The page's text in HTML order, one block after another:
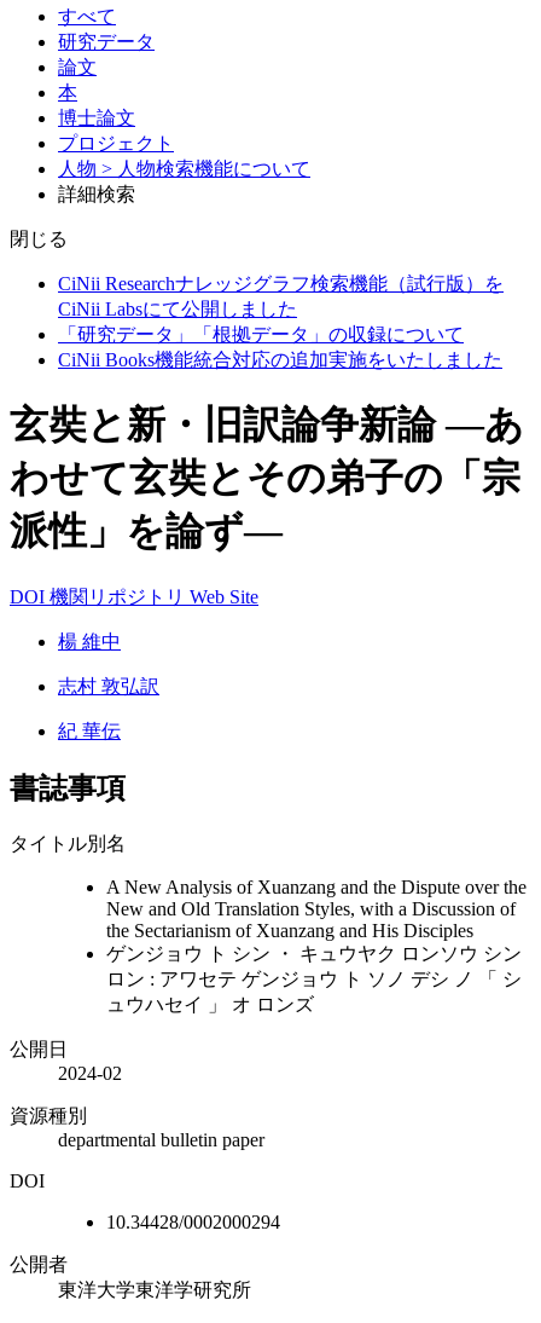
すべて
研究データ
論文
本
博士論文
プロジェクト
人物 > 人物検索機能について
詳細検索
閉じる
CiNii Researchナレッジグラフ検索機能（試行版）を
CiNii Labsにて公開しました
「研究データ」「根拠データ」の収録について
CiNii Books機能統合対応の追加実施をいたしました
玄奘と新・旧訳論争新論 ―あ
わせて玄奘とその弟子の「宗
派性」を論ず―
DOI 機関リポジトリ Web Site
楊 維中
志村 敦弘訳
紀 華伝
書誌事項
タイトル別名
A New Analysis of Xuanzang and the Dispute over the
New and Old Translation Styles, with a Discussion of
the Sectarianism of Xuanzang and His Disciples
ゲンジョウ ト シン ・ キュウヤク ロンソウ シン
ロン : アワセテ ゲンジョウ ト ソノ デシ ノ 「 シ
ュウハセイ 」 オ ロンズ
公開日
2024-02
資源種別
departmental bulletin paper
DOI
10.34428/0002000294
公開者
東洋大学東洋学研究所